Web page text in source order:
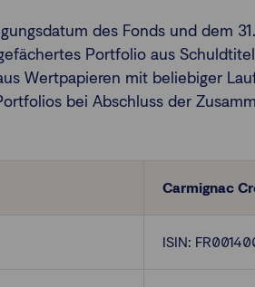
des Fonds und dem
Portfolio aus
Wertpapieren mit beliebiger
bei Abschluss der
Carmignac
ISIN: